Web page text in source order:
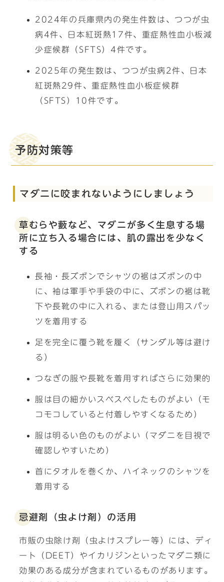
2024年の兵庫県内の発生件数は、つつが虫
病4件、日本紅斑熱17件、重症熱性血小板減
少症候群（SFTS）4件です。
2025年の発生数は、つつが虫病2件、日本
紅斑熱29件、重症熱性血小板症候群
（SFTS）10件です。
予防対策等
マダニに咬まれないようにしましょう
草むらや藪など、マダニが多く生息する場
所に立ち入る場合には、肌の露出を少なく
する
長袖・長ズボンでシャツの裾はズボンの中
に、袖は軍手や手袋の中に、ズボンの裾は靴
下や長靴の中に入れる、または登山用スパッ
ツを着用する
足を完全に覆う靴を履く（サンダル等は避け
る）
つなぎの服や長靴を着用すればさらに効果的
服は目の細かいスベスベしたものがよい（モ
コモコしていると付着しやすくなるため）
服は明るい色のものがよい（マダニを目視で
確認しやすいため）
首にタオルを巻くか、ハイネックのシャツを
着用する
忌避剤（虫よけ剤）の活用
市販の虫除け剤（虫よけスプレー等）には、ディ
ート（DEET）やイカリジンといったマダニ類に
効果のある成分が含まれているものがあります。